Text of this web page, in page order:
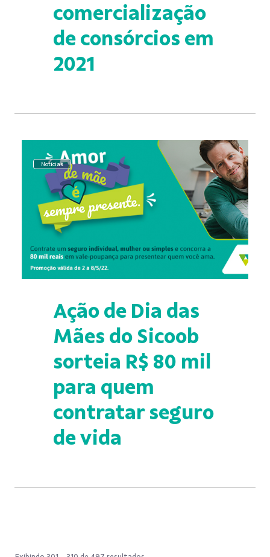
comercialização
de consórcios em
2021
Notícias
Ação de Dia das
Mães do Sicoob
sorteia R$ 80 mil
para quem
contratar seguro
de vida